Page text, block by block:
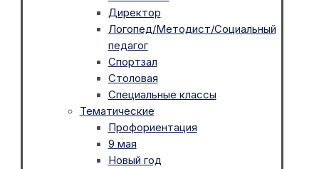
Директор
Логопед/Методист/Социальный
педагог
Спортзал
Столовая
Специальные классы
Тематические
Профориентация
9 мая
Новый год